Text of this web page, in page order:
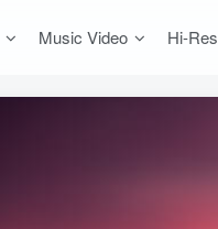
Music Video Hi-Res